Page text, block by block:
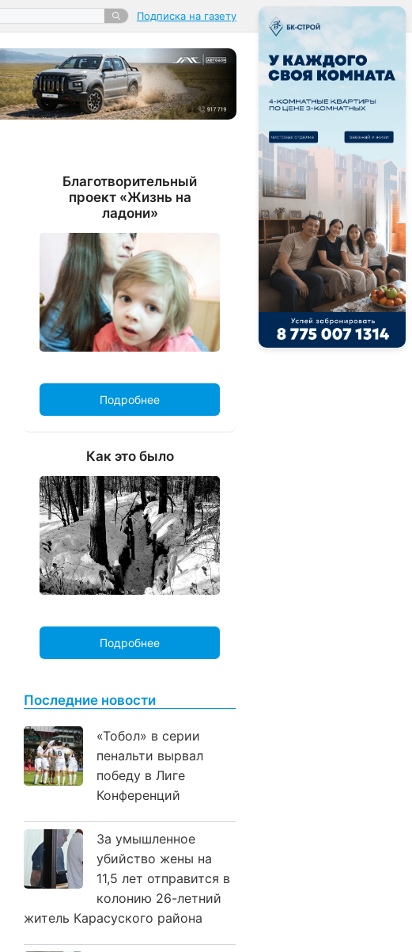
Подписка на газету
Благотворительный
проект «Жизнь на
ладони»
Подробнее
Как это было
Подробнее
Последние новости
«Тобол» в серии
пенальти вырвал
победу в Лиге
Конференций
За умышленное
убийство жены на
11,5 лет отправится в
колонию 26-летний
житель Карасуского района